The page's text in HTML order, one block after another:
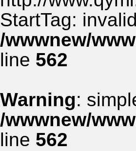
StartTag:
/wwwnew/
line 562
Warning:
/wwwnew/
line 562